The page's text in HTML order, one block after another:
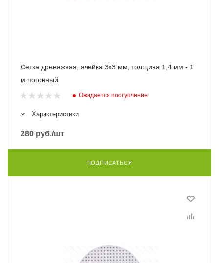
Сетка дренажная, ячейка 3х3 мм, толщина 1,4 мм - 1
м.погонный
Ожидается поступление
Характеристики
280 руб./шт
ПОДПИСАТЬСЯ